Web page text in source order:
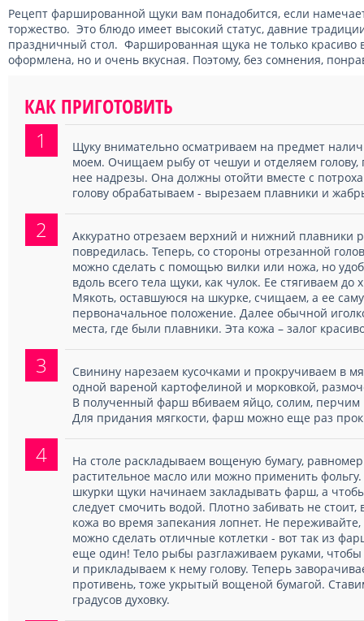
Рецепт фаршированной щуки вам понадобится, если
торжество. Это блюдо имеет высокий статус, давние
праздничный стол. Фаршированная щука не только красиво
оформлена, но и очень вкусная. Поэтому, без сомнения,
КАК ПРИГОТОВИТЬ
1
Щуку внимательно осматриваем на предмет
моем. Очищаем рыбу от чешуи и отделяем голову,
нее надрезы. Она должны отойти вместе с
голову обрабатываем - вырезаем плавники и
2
Аккуратно отрезаем верхний и нижний плавники
повредилась. Теперь, со стороны отрезанной
можно сделать с помощью вилки или ножа, но
вдоль всего тела щуки, как чулок. Ее стягиваем до
Мякоть, оставшуюся на шкурке, счищаем, а ее
первоначальное положение. Далее обычной
места, где были плавники. Эта кожа – залог
3
Свинину нарезаем кусочками и прокручиваем в
одной вареной картофелиной и морковкой,
В полученный фарш вбиваем яйцо, солим,
Для придания мягкости, фарш можно еще раз
4
На столе раскладываем вощеную бумагу,
растительное масло или можно применить
шкурки щуки начинаем закладывать фарш, а
следует смочить водой. Плотно забивать не стоит,
кожа во время запекания лопнет. Не
можно сделать отличные котлетки - вот так из
еще один! Тело рыбы разглаживаем руками,
и прикладываем к нему голову. Теперь
противень, тоже укрытый вощеной бумагой.
градусов духовку.